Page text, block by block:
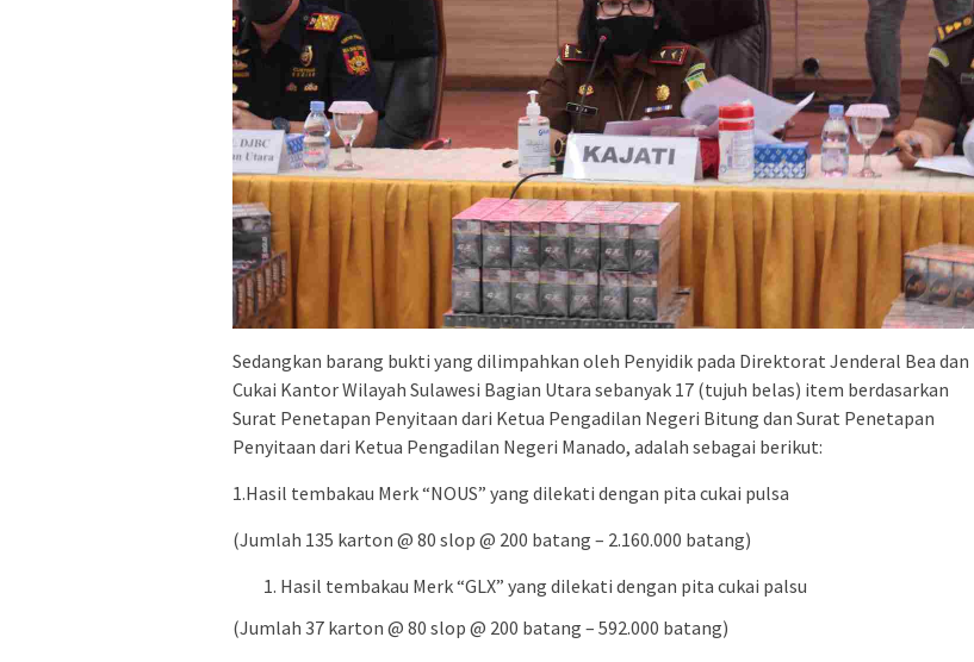
Sedangkan barang bukti yang dilimpahkan oleh Penyidik pada Direktorat Jenderal Bea dan
Cukai Kantor Wilayah Sulawesi Bagian Utara sebanyak 17 (tujuh belas) item berdasarkan
Surat Penetapan Penyitaan dari Ketua Pengadilan Negeri Bitung dan Surat Penetapan
Penyitaan dari Ketua Pengadilan Negeri Manado, adalah sebagai berikut:
1.Hasil tembakau Merk “NOUS” yang dilekati dengan pita cukai pulsa
(Jumlah 135 karton @ 80 slop @ 200 batang – 2.160.000 batang)
Hasil tembakau Merk “GLX” yang dilekati dengan pita cukai palsu
(Jumlah 37 karton @ 80 slop @ 200 batang – 592.000 batang)